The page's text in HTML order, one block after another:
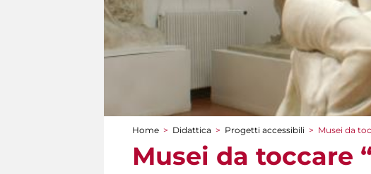
Tu sei qui
Home > Didattica > Progetti accessibili > Musei da
Musei da toccare